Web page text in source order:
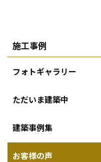
施工事例
フォトギャラリー
ただいま建築中
建築事例集
お客様の声